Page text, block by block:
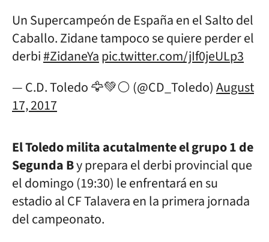
Un Supercampeón de España en el Salto del
Caballo. Zidane tampoco se quiere perder el
derbi#ZidaneYapic.twitter.com/jIf0jeULp3
— C.D. Toledo 🦅💚⚪️ (@CD_Toledo)August
17, 2017
El Toledo milita acutalmente el grupo 1 de
Segunda By prepara el derbi provincial que
el domingo (19:30) le enfrentará en su
estadio al CF Talavera en la primera jornada
del campeonato.